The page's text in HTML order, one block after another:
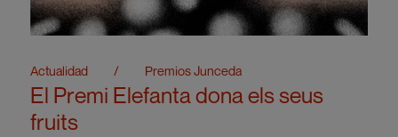
Actualidad / Premios Junceda
El Premi Elefanta dona els seus
fruits